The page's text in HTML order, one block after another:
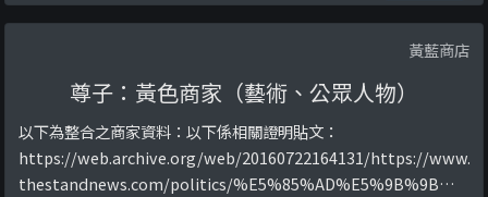
...
黃藍商店
尊子：黃色商家（藝術、公眾人物）
以下為整合之商家資料：以下係相關證明貼文：
https://web.archive.org/web/20160722164131/https://www.
thestandnews.com/politics/%E5%85%AD%E5%9B%9B%E